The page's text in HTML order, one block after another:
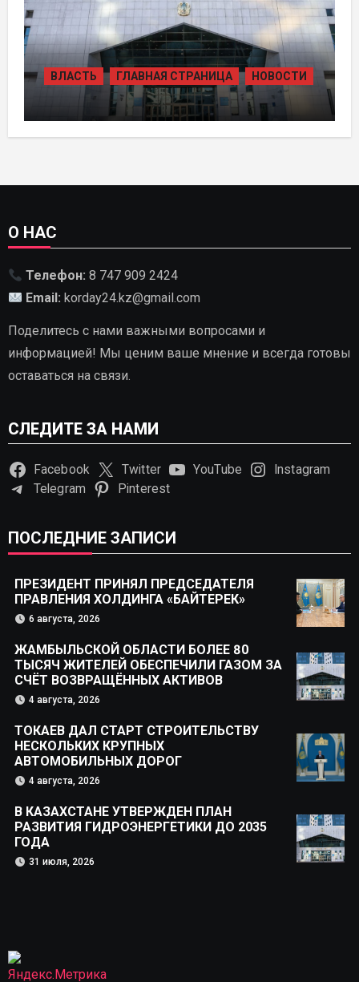
ВЛАСТЬ ГЛАВНАЯ СТРАНИЦА НОВОСТИ
В КАЗАХСТАНЕ УТВЕРЖДЕН ПЛАН
РАЗВИТИЯ ГИДРОЭНЕРГЕТИКИ ДО
О НАС
Телефон: 8 747 909 2424
Email: korday24.kz@gmail.com
Поделитесь с нами важными вопросами и
информацией! Мы ценим ваше мнение и всегда готовы
оставаться на связи.
СЛЕДИТЕ ЗА НАМИ
Facebook Twitter YouTube
Instagram
Telegram
Pinterest
ПОСЛЕДНИЕ ЗАПИСИ
ПРЕЗИДЕНТ ПРИНЯЛ ПРЕДСЕДАТЕЛЯ
ПРАВЛЕНИЯ ХОЛДИНГА «БАЙТЕРЕК»
6 августа, 2026
ЖАМБЫЛЬСКОЙ ОБЛАСТИ БОЛЕЕ 80
ТЫСЯЧ ЖИТЕЛЕЙ ОБЕСПЕЧИЛИ ГАЗОМ ЗА
СЧЁТ ВОЗВРАЩЁННЫХ АКТИВОВ
4 августа, 2026
ТОКАЕВ ДАЛ СТАРТ СТРОИТЕЛЬСТВУ
НЕСКОЛЬКИХ КРУПНЫХ
АВТОМОБИЛЬНЫХ ДОРОГ
4 августа, 2026
В КАЗАХСТАНЕ УТВЕРЖДЕН ПЛАН
РАЗВИТИЯ ГИДРОЭНЕРГЕТИКИ ДО 2035
ГОДА
31 июля, 2026